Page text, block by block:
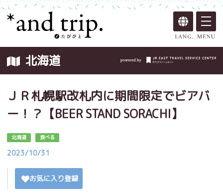
北海道
ＪＲ札幌駅改札内に期間限定でビアバ
ー！？【BEER STAND SORACHI】
北海道 食べる
2023/10/31
お気に入り登録